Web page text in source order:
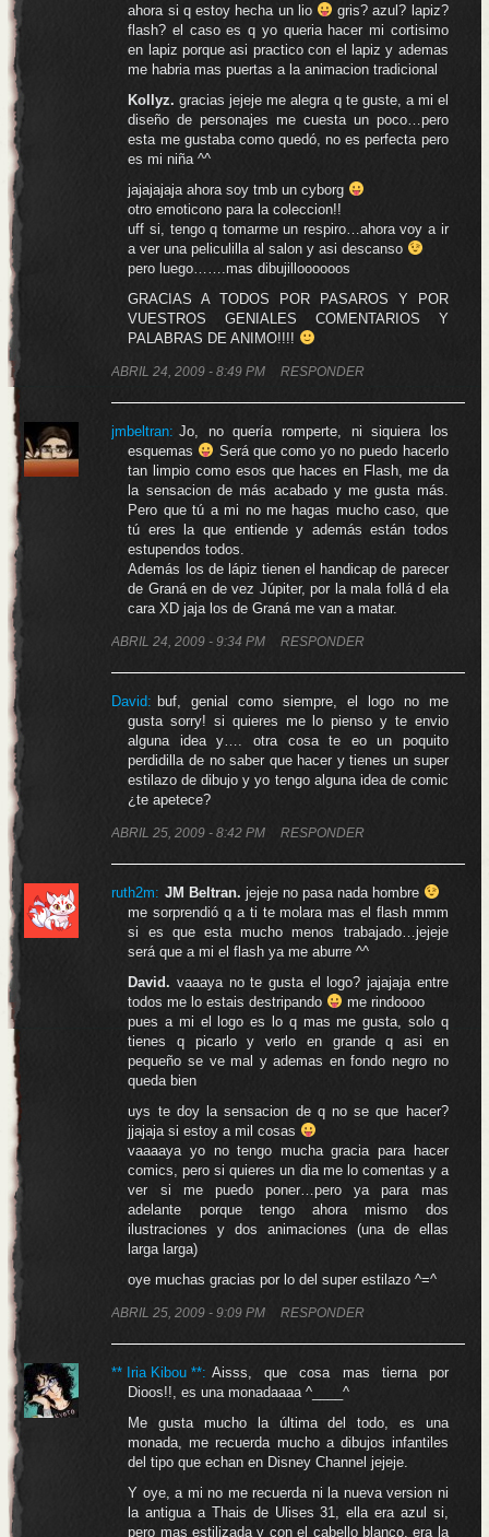
ahora si q estoy hecha un lio
gris? azul? lapiz?
flash? el caso es q yo queria hacer mi cortisimo
en lapiz porque asi practico con el lapiz y ademas
me habria mas puertas a la animacion tradicional
Kollyz.gracias jejeje me alegra q te guste, a mi el
diseño de personajes me cuesta un poco…pero
esta me gustaba como quedó, no es perfecta pero
es mi niña ^^
jajajajaja ahora soy tmb un cyborg
otro emoticono para la coleccion!!
uff si, tengo q tomarme un respiro…ahora voy a ir
a ver una peliculilla al salon y asi descanso
pero luego…….mas dibujilloooooos
GRACIAS A TODOS POR PASAROS Y POR
VUESTROS GENIALES COMENTARIOS Y
PALABRAS DE ANIMO!!!!
ABRIL 24, 2009 - 8:49 PM RESPONDER
jmbeltran: Jo, no quería romperte, ni siquiera los
esquemas
Será que como yo no puedo hacerlo
tan limpio como esos que haces en Flash, me da
la sensacion de más acabado y me gusta más.
Pero que tú a mi no me hagas mucho caso, que
tú eres la que entiende y además están todos
estupendos todos.
Además los de lápiz tienen el handicap de parecer
de Graná en de vez Júpiter, por la mala follá d ela
cara XD jaja los de Graná me van a matar.
ABRIL 24, 2009 - 9:34 PM RESPONDER
David: buf, genial como siempre, el logo no me
gusta sorry! si quieres me lo pienso y te envio
alguna idea y…. otra cosa te eo un poquito
perdidilla de no saber que hacer y tienes un super
estilazo de dibujo y yo tengo alguna idea de comic
¿te apetece?
ABRIL 25, 2009 - 8:42 PM RESPONDER
ruth2m: JM Beltran.jejeje no pasa nada hombre
me sorprendió q a ti te molara mas el flash mmm
si es que esta mucho menos trabajado…jejeje
será que a mi el flash ya me aburre ^^
David.vaaaya no te gusta el logo? jajajaja entre
todos me lo estais destripando
me rindoooo
pues a mi el logo es lo q mas me gusta, solo q
tienes q picarlo y verlo en grande q asi en
pequeño se ve mal y ademas en fondo negro no
queda bien
uys te doy la sensacion de q no se que hacer?
jjajaja si estoy a mil cosas
vaaaaya yo no tengo mucha gracia para hacer
comics, pero si quieres un dia me lo comentas y a
ver si me puedo poner…pero ya para mas
adelante porque tengo ahora mismo dos
ilustraciones y dos animaciones (una de ellas
larga larga)
oye muchas gracias por lo del super estilazo ^=^
ABRIL 25, 2009 - 9:09 PM RESPONDER
** Iria Kibou **: Aisss, que cosa mas tierna por
Dioos!!, es una monadaaaa ^____^
Me gusta mucho la última del todo, es una
monada, me recuerda mucho a dibujos infantiles
del tipo que echan en Disney Channel jejeje.
Y oye, a mi no me recuerda ni la nueva version ni
la antigua a Thais de Ulises 31, ella era azul si,
pero mas estilizada y con el cabello blanco, era la